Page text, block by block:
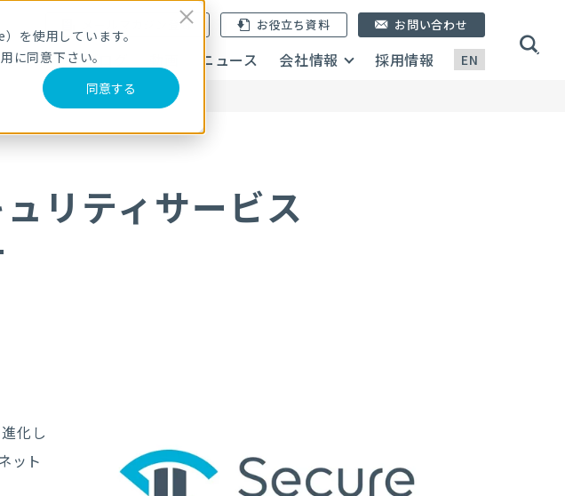
を使用しています。
に同意下さい。
同意する
EN
メールマガジン登録 お役立ち資料
セミナー ブログ ニュース 会社情報 採用情報
お問い合わせ
リティサービス
化し
ット